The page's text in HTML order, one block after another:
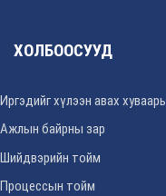
ХОЛБООСУУД
Иргэдийг хүлээн авах хуваарь
Ажлын байрны зар
Шийдвэрийн тойм
Процессын тойм